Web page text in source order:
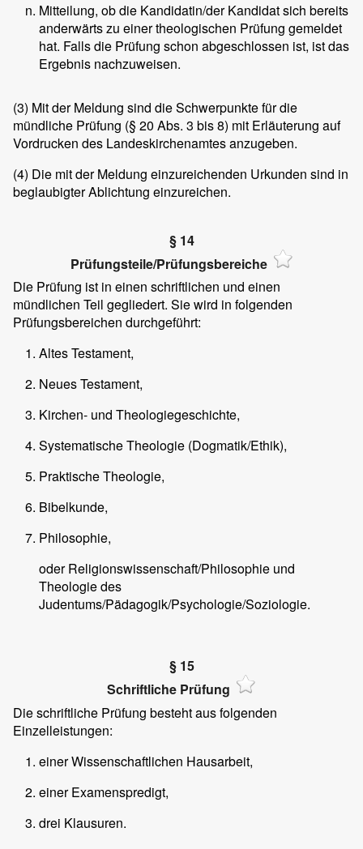
Mitteilung, ob die Kandidatin/der Kandidat sich bereits
anderwärts zu einer theologischen Prüfung gemeldet
hat. Falls die Prüfung schon abgeschlossen ist, ist das
Ergebnis nachzuweisen.
(3) Mit der Meldung sind die Schwerpunkte für die
mündliche Prüfung (§ 20 Abs. 3 bis 8) mit Erläuterung auf
Vordrucken des Landeskirchenamtes anzugeben.
(4) Die mit der Meldung einzureichenden Urkunden sind in
beglaubigter Ablichtung einzureichen.
§ 14
Prüfungsteile/Prüfungsbereiche
Die Prüfung ist in einen schriftlichen und einen
mündlichen Teil gegliedert. Sie wird in folgenden
Prüfungsbereichen durchgeführt:
Altes Testament,
Neues Testament,
Kirchen- und Theologiegeschichte,
Systematische Theologie (Dogmatik/Ethik),
Praktische Theologie,
Bibelkunde,
Philosophie,
oder Religionswissenschaft/Philosophie und
Theologie des
Judentums/Pädagogik/Psychologie/Soziologie.
§ 15
Schriftliche Prüfung
Die schriftliche Prüfung besteht aus folgenden
Einzelleistungen:
einer Wissenschaftlichen Hausarbeit,
einer Examenspredigt,
drei Klausuren.